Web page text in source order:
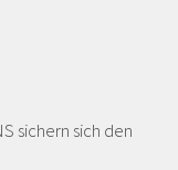
sichern sich den